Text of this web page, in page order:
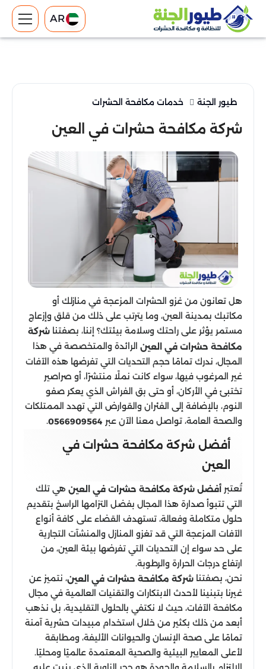
AR
طيور الجنة خدمات مكافحة الحشرات
شركة مكافحة حشرات في العين
هل تعانون من غزو الحشرات المزعجة في منازلك أو
مكاتبك بمدينة العين، وما يترتب على ذلك من قلق وإزعاج
مستمر يؤثر على راحتك وسلامة بيئتك؟ إننا، بصفتنا شركة
مكافحة حشرات في العين الرائدة والمتخصصة في هذا
المجال، ندرك تمامًا حجم التحديات التي تفرضها هذه الآفات
غير المرغوب فيها، سواء كانت نملًا منتشرًا، أو صراصير
تختبئ في الأركان، أو حتى بق الفراش الذي يعكر صفو
النوم، بالإضافة إلى الفئران والقوارض التي تهدد الممتلكات
والصحة العامة، تواصل معنا الآن عبر 0566909564
.
أفضل شركة مكافحة حشرات في
العين
تُعتبر أفضل شركة مكافحة حشرات في العين هي تلك
التي تتبوأ صدارة هذا المجال بفضل التزامها الراسخ بتقديم
حلول متكاملة وفعالة، تستهدف القضاء على كافة أنواع
الآفات المزعجة التي قد تغزو المنازل والمنشآت التجارية
على حد سواء إن التحديات التي تفرضها بيئة العين، من
ارتفاع درجات الحرارة والرطوبة.
نحن، بصفتنا شركة مكافحة حشرات في العين، نتميز عن
غيرنا بتبنينا لأحدث الابتكارات والتقنيات العالمية في مجال
مكافحة الآفات، حيث لا نكتفي بالحلول التقليدية، بل نذهب
أبعد من ذلك بكثير من خلال استخدام مبيدات حشرية آمنة
تمامًا على صحة الإنسان والحيوانات الأليفة، ومطابقة
لأعلى المعايير البيئية والصحية المعتمدة عالميًا ومحليًا.